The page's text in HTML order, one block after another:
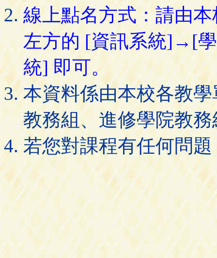
線上點名方式：請由
左方的 [資訊系統]→[
統] 即可。
本資料係由本校各教
教務組、進修學院教
若您對課程有任何問